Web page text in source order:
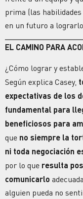
prima (las
en un futuro a lograrlo.
EL CAMINO PARA
¿Cómo lograr y
Según explica Casey,
expectativas de los
fundamental para
beneficiosos para
que no siempre la
ni toda negociación
por lo que resulta
comunicarlo
alguien pueda no